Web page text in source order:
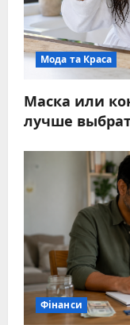
Мода та Краса
Маска или
лучше
Фінанси